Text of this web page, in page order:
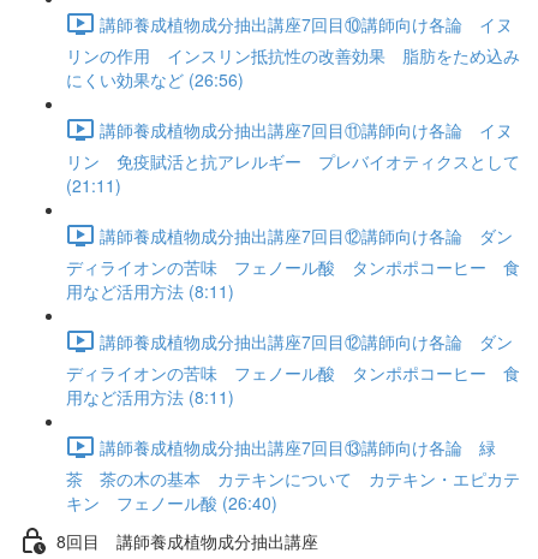
講師養成植物成分抽出講座7回目⑩講師向け各論 イヌ
リンの作用 インスリン抵抗性の改善効果 脂肪をため込み
にくい効果など (26:56)
講師養成植物成分抽出講座7回目⑪講師向け各論 イヌ
リン 免疫賦活と抗アレルギー プレバイオティクスとして
(21:11)
講師養成植物成分抽出講座7回目⑫講師向け各論 ダン
ディライオンの苦味 フェノール酸 タンポポコーヒー 食
用など活用方法 (8:11)
講師養成植物成分抽出講座7回目⑫講師向け各論 ダン
ディライオンの苦味 フェノール酸 タンポポコーヒー 食
用など活用方法 (8:11)
講師養成植物成分抽出講座7回目⑬講師向け各論 緑
茶 茶の木の基本 カテキンについて カテキン・エピカテ
キン フェノール酸 (26:40)
8回目 講師養成植物成分抽出講座